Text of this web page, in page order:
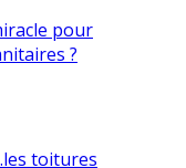
pour
?
toitures